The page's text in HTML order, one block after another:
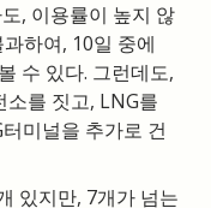
, 이용률이 높지 않
하여, 10일 중에
수 있다. 그런데도,
소를 짓고, LNG를
미널을 추가로 건
있지만, 7개가 넘는